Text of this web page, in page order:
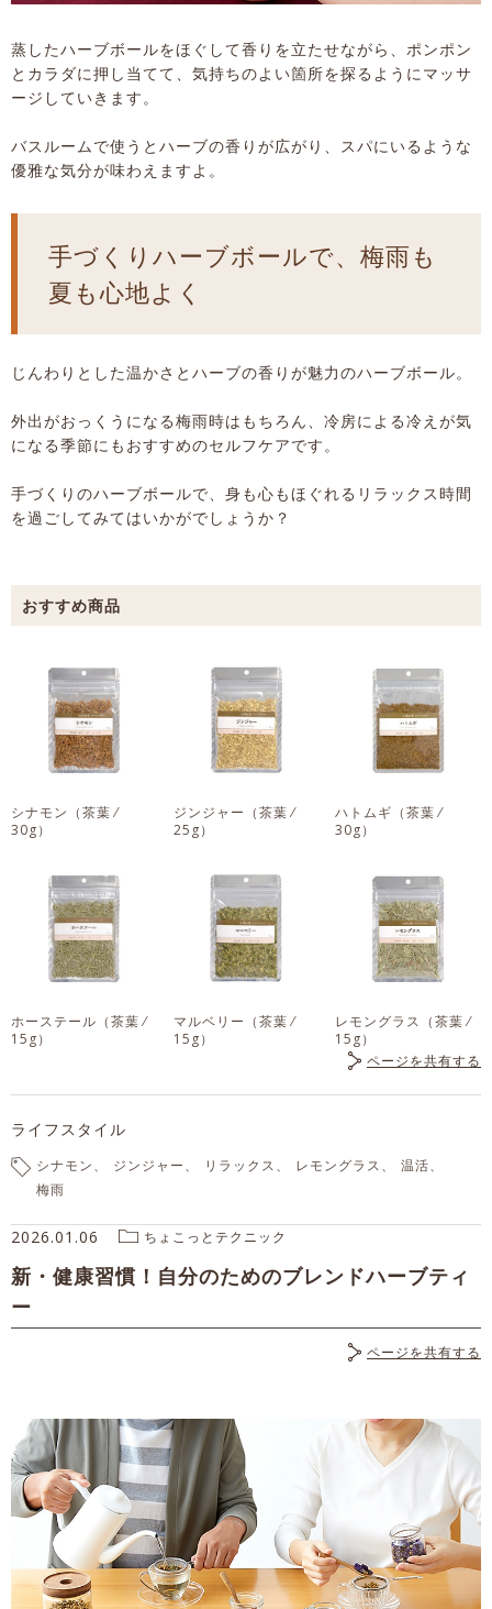
蒸したハーブボールをほぐして香りを立たせながら、ポンポン
とカラダに押し当てて、気持ちのよい箇所を探るようにマッサ
ージしていきます。
バスルームで使うとハーブの香りが広がり、スパにいるような
優雅な気分が味わえますよ。
手づくりハーブボールで、梅雨も
夏も心地よく
じんわりとした温かさとハーブの香りが魅力のハーブボール。
外出がおっくうになる梅雨時はもちろん、冷房による冷えが気
になる季節にもおすすめのセルフケアです。
手づくりのハーブボールで、身も心もほぐれるリラックス時間
を過ごしてみてはいかがでしょうか？
シナモン （茶葉 ⁄
30g）
ジンジャー （茶葉 ⁄
25g）
ハトムギ （茶葉 ⁄
30g）
ホーステール （茶葉 ⁄
15g）
マルベリー （茶葉 ⁄
15g）
レモングラス （茶葉 ⁄
15g）
ページを共有する
ライフスタイル
シナモン ジンジャー リラックス レモングラス
温活
梅雨
2026.01.06 ちょこっとテクニック
新・健康習慣！自分のためのブレンドハーブティ
ー
ページを共有する